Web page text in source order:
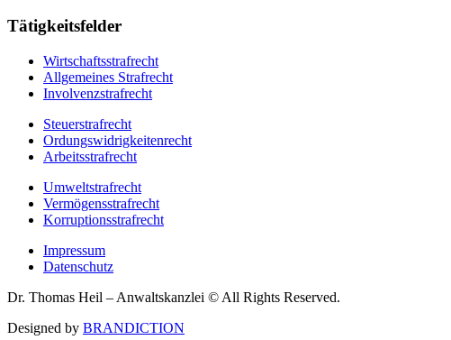
Tätigkeitsfelder
Wirtschaftsstrafrecht
Allgemeines Strafrecht
Involvenzstrafrecht
Steuerstrafrecht
Ordungswidrigkeitenrecht
Arbeitsstrafrecht
Umweltstrafrecht
Vermögensstrafrecht
Korruptionsstrafrecht
Impressum
Datenschutz
Dr. Thomas Heil – Anwaltskanzlei © All Rights Reserved.
Designed by BRANDICTION